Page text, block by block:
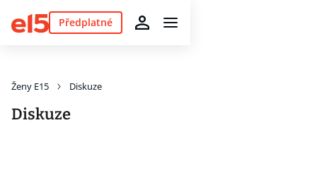
Předplatné
Ženy E15 Diskuze
Diskuze